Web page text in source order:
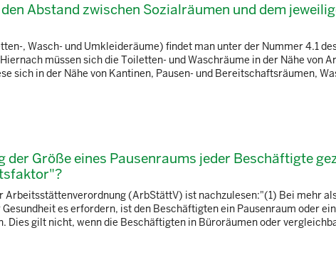
Abstand zwischen Sozialräumen und dem
, Wasch- und Umkleideräume) findet man unter der Nummer 4.1
müssen sich die Toiletten- und Waschräume in der Nähe von
sich in der Nähe von Kantinen, Pausen- und Bereitschaftsräumen,
der Größe eines Pausenraums jeder Beschäftigte
Arbeitsstättenverordnung (ArbStättV) ist nachzulesen:"(1) Bei mehr
es erfordern, ist den Beschäftigten ein Pausenraum oder
Dies gilt nicht, wenn die Beschäftigten in Büroräumen oder